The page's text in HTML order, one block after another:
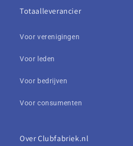
Totaalleverancier
Voor verenigingen
Voor leden
Voor bedrijven
Voor consumenten
Over Clubfabriek.nl